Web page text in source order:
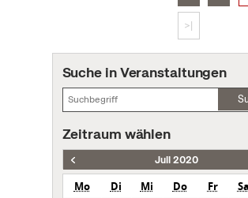
>|
Suche in Veranstaltungen
Zeitraum wählen
Juli 2020
Mo Di Mi Do Fr Sa